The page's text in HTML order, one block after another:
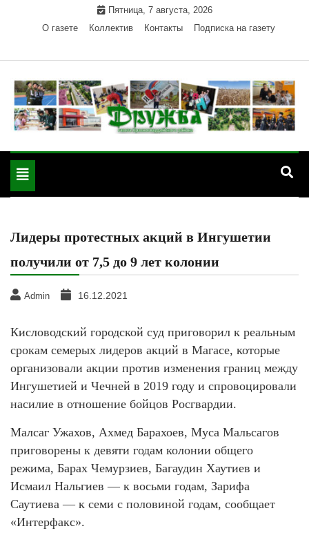
Пятница, 7 августа, 2026
О газете
Коллектив Контакты Подписка на газету
"Дружба" — газета
Красногвардейского района Республики Адыгея
Toggle
navigation
Лидеры протестных акций в Ингушетии
получили от 7,5 до 9 лет колонии
Admin 16.12.2021
Кисловодский городской суд приговорил к реальным
срокам семерых лидеров акций в Магасе, которые
организовали акции против изменения границ между
Ингушетией и Чечней в 2019 году и спровоцировали
насилие в отношение бойцов Росгвардии.
Малсаг Ужахов, Ахмед Барахоев, Муса Мальсагов
приговорены к девяти годам колонии общего
режима, Барах Чемурзиев, Багаудин Хаутиев и
Исмаил Нальгиев — к восьми годам, Зарифа
Саутиева — к семи с половиной годам, сообщает
«Интерфакс».